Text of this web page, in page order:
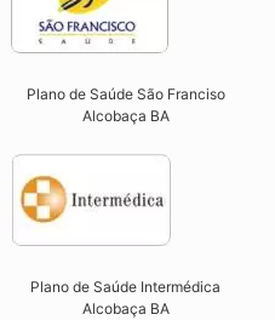
Plano de Saúde São Franciso
Alcobaça BA​
Plano de Saúde Intermédica
Alcobaça BA​